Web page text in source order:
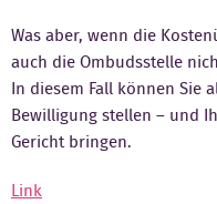
Mitglied werden
Kontakt
Was aber, wenn die
auch die Ombudsstelle
In diesem Fall können Sie
Bewilligung stellen – und
Gericht bringen.
Link